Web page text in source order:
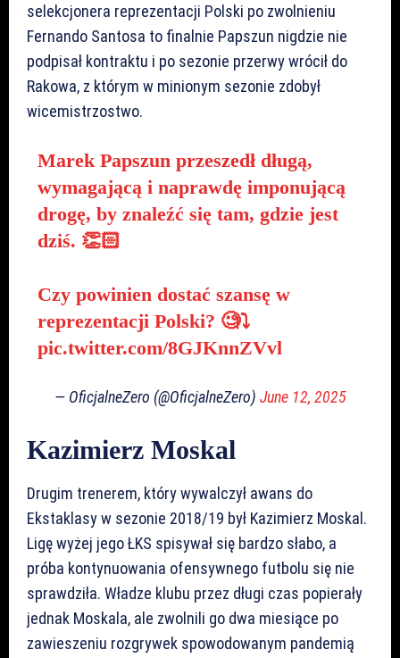
selekcjonera reprezentacji Polski po zwolnieniu
Fernando Santosa to finalnie Papszun nigdzie nie
podpisał kontraktu i po sezonie przerwy wrócił do
Rakowa, z którym w minionym sezonie zdobył
wicemistrzostwo.
Marek Papszun przeszedł długą,
wymagającą i naprawdę imponującą
drogę, by znaleźć się tam, gdzie jest
dziś. 👏🏻
Czy powinien dostać szansę w
reprezentacji Polski? 🧐⤵️
pic.twitter.com/8GJKnnZVvl
— OficjalneZero (@OficjalneZero) June 12, 2025
Kazimierz Moskal
Drugim trenerem, który wywalczył awans do
Ekstaklasy w sezonie 2018/19 był Kazimierz Moskal.
Ligę wyżej jego ŁKS spisywał się bardzo słabo, a
próba kontynuowania ofensywnego futbolu się nie
sprawdziła. Władze klubu przez długi czas popierały
jednak Moskala, ale zwolnili go dwa miesiące po
zawieszeniu rozgrywek spowodowanym pandemią